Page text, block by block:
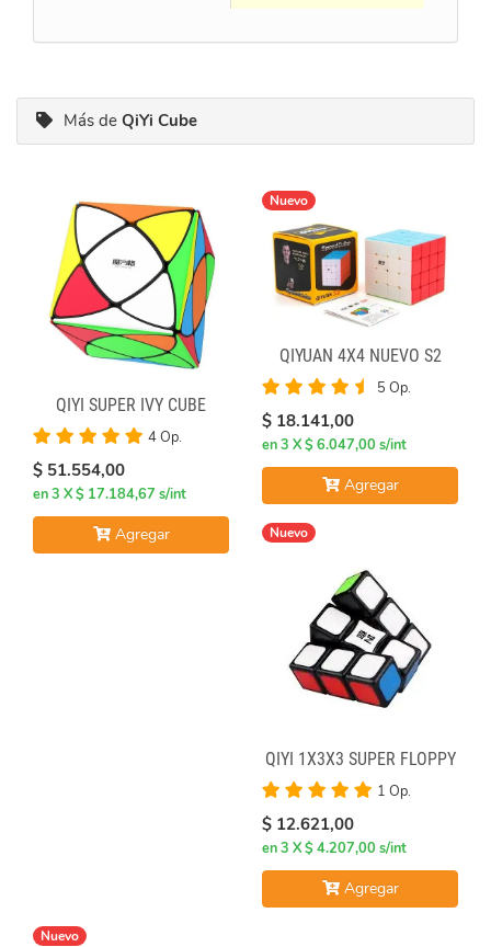
Más de QiYi Cube
QIYI SUPER IVY CUBE
4 Op.
$ 51.554,00
en 3 X $ 17.184,67 s/int
Agregar
Nuevo
QIYUAN 4X4 NUEVO S2
5 Op.
$ 18.141,00
en 3 X $ 6.047,00 s/int
Agregar
Nuevo
QIYI 1X3X3 SUPER FLOPPY
1 Op.
$ 12.621,00
en 3 X $ 4.207,00 s/int
Agregar
Nuevo